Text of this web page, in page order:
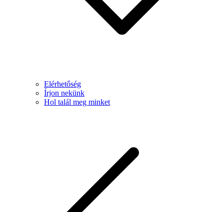
Elérhetőség
Írjon nekünk
Hol talál meg minket